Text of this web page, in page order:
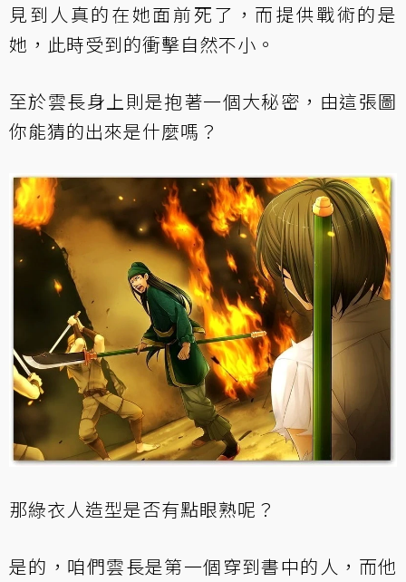
見到人真的在她面前死了，而提供戰術的是
她，此時受到的衝擊自然不小。
至於雲長身上則是抱著一個大秘密，由這張圖
你能猜的出來是什麼嗎？
那綠衣人造型是否有點眼熟呢？
是的，咱們雲長是第一個穿到書中的人，而他